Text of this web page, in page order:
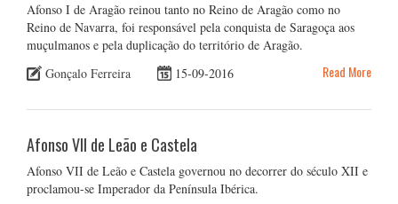
Afonso I de Aragão reinou tanto no Reino de Aragão como no
Reino de Navarra, foi responsável pela conquista de Saragoça aos
muçulmanos e pela duplicação do território de Aragão.
Gonçalo Ferreira
15-09-2016 Read More
Afonso VII de Leão e Castela
Afonso VII de Leão e Castela governou no decorrer do século XII e
proclamou-se Imperador da Península Ibérica.